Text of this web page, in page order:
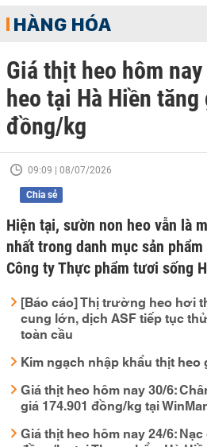
HÀNG HÓA
Giá thịt heo hôm
heo tại Hà Hiền
đồng/kg
09:09 | 08/07/2026
Chia sẻ
Hiện tại, sườn non heo vẫn là
nhất trong danh mục sản
Công ty Thực phẩm tươi sống
[Báo cáo] Thị trường heo hơi
cung lớn, dịch ASF tiếp tục
toàn cầu
Kim ngạch nhập khẩu thịt heo
Giá thịt heo hôm nay 30/6:
giá 174.901 đồng/kg tại
Giá thịt heo hôm nay 24/6: